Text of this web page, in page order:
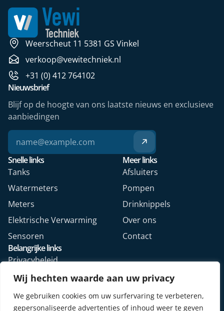
Wij hechten waarde aan uw privacy
We gebruiken cookies om uw surfervaring te verbeteren,
gepersonaliseerde advertenties of inhoud weer te geven
Weerscheut 11 5381 GS Vinkel
verkoop@vewitechniek.nl
+31 (0) 412 764102
Snelle links
Tanks
Watermeters
Meters
Elektrische Verwarming
Sensoren
Meer links
Afsluiters
Pompen
Drinknippels
Over ons
Contact
Belangrijke links
Privacybeleid
Algemene voorwaarden
Veelgestelde vragen
Retourformulier webshop
Nieuwsbrief
Blijf op de hoogte van ons laatste nieuws en exclusieve
aanbiedingen